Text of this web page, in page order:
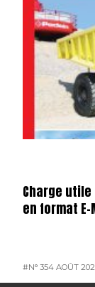
Charge utile
en format E-
#N° 354 AOÛT